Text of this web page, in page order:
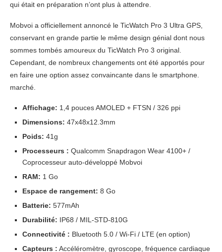
qui était en préparation n’ont plus à attendre.
Mobvoi a officiellement annoncé le TicWatch Pro 3 Ultra GPS,
conservant en grande partie le même design génial dont nous
sommes tombés amoureux du TicWatch Pro 3 original.
Cependant, de nombreux changements ont été apportés pour
en faire une option assez convaincante dans le smartphone.
marché.
Affichage: 1,4 pouces AMOLED + FTSN / 326 ppi
Dimensions: 47x48x12.3mm
Poids: 41g
Processeurs : Qualcomm Snapdragon Wear 4100+ /
Coprocesseur auto-développé Mobvoi
RAM: 1 Go
Espace de rangement: 8 Go
Batterie: 577mAh
Durabilité: IP68 / MIL-STD-810G
Connectivité : Bluetooth 5.0 / Wi-Fi / LTE (en option)
Capteurs : Accéléromètre, gyroscope, fréquence cardiaque